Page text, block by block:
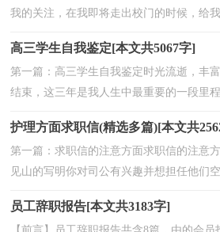
我的关注，在我即将走出校门的时候，给
高三学生自我鉴定[本文共5067字]
第一篇：高三学生自我鉴定时光流逝，丰
结束，这三年是我人生中最重要的一段里
护理方面求职信(精选多篇)[本文共
第一篇：求职信的注意方面求职信的注意
见山的写明你对司公有兴趣并想担任他们
员工辞职报告[本文共3183字]